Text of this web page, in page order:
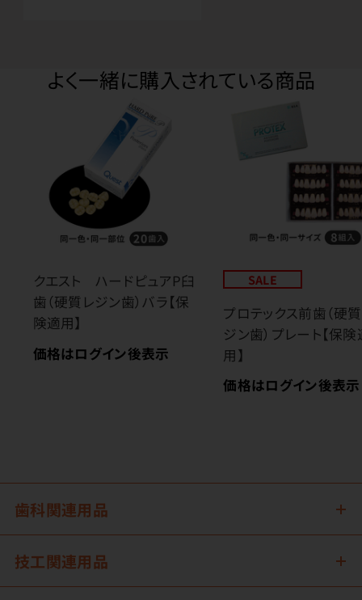
よく一緒に購入されている商品
クエスト ハードピュアP臼
歯（硬質レジン歯）バラ【保
険適用】
価格はログイン後表示
SALE
プロテックス前歯（硬
ジン歯）プレート【保
用】
価格はログイン後表示
歯科関連用品
技工関連用品